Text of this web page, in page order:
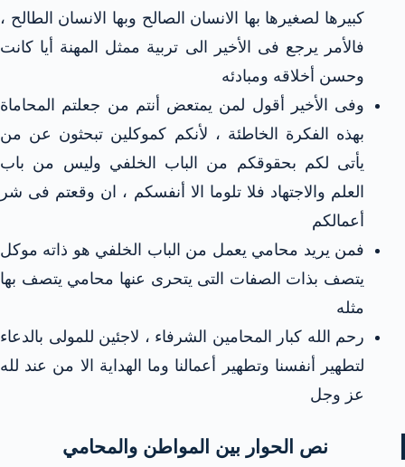
كبيرها لصغيرها بها الانسان الصالح وبها الانسان الطالح ،
فالأمر يرجع فى الأخير الى تربية ممثل المهنة أيا كانت
وحسن أخلاقه ومبادئه
وفى الأخير أقول لمن يمتعض أنتم من جعلتم المحاماة
بهذه الفكرة الخاطئة ، لأنكم كموكلين تبحثون عن من
يأتى لكم بحقوقكم من الباب الخلفي وليس من باب
العلم والاجتهاد فلا تلوما الا أنفسكم ، ان وقعتم فى شر
أعمالكم
فمن يريد محامي يعمل من الباب الخلفي هو ذاته موكل
يتصف بذات الصفات التى يتحرى عنها محامي يتصف بها
مثله
رحم الله كبار المحامين الشرفاء ، لاجئين للمولى بالدعاء
لتطهير أنفسنا وتطهير أعمالنا وما الهداية الا من عند لله
عز وجل
نص الحوار بين المواطن والمحامي